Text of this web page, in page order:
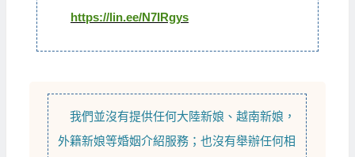
https://lin.ee/N7IRgys
我們並沒有提供任何大陸新娘 、越南新娘 ，
外籍新娘等婚姻介紹服務；也沒有舉辦任何相